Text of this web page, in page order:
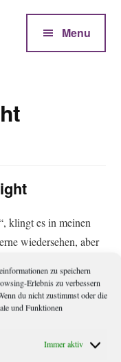
zu speichern
Erlebnis zu verbessern
du nicht zustimmst oder die
und Funktionen
Immer aktiv
Menu
klingt es in meinen
wiedersehen, aber
ist dies Dank und
Wege stehen mag,